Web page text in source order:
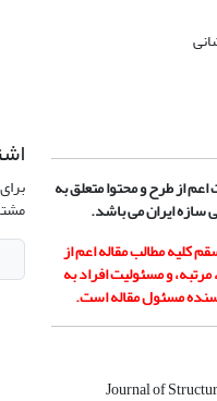
از طرح و محتوا متعلق به
ایران می باشد.
مطالب مقاله اعم از
و مسئولیت افراد به
مسئول مقاله است.
Journal of